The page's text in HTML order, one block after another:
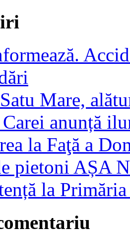
Mare,
anunță
la Faţă a
pietoni AȘA
la